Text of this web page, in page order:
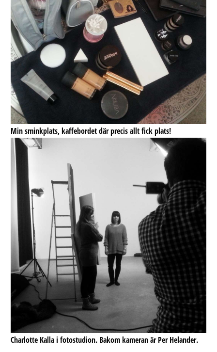
Min sminkplats, kaffebordet där precis allt fick plats!
Charlotte Kalla i fotostudion. Bakom kameran är Per Helander.